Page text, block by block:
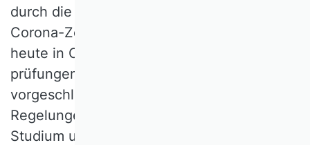
durch die Kontaktbeschränkungen in der
Corona-Zeit, investieren Hochschulen
heute in Online-Lehrangebote und -
prüfungen und führen diese durch. Die
vorgeschlagenen Maßnahmen und
Regelungen zur „Sicherung der Qualität in
Studium und Lehre“ (Art. 1, § 8 a, Abs. 2)